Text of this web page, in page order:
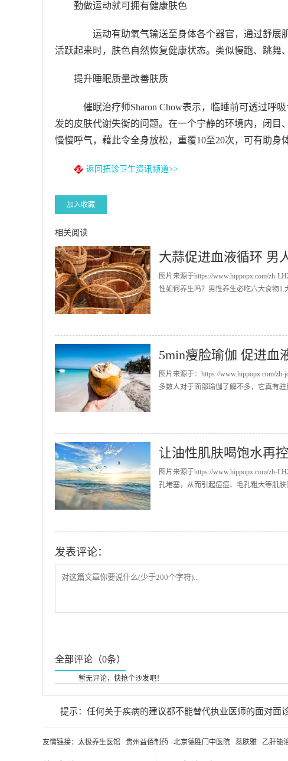
勤做运动就可拥有健康肤色
运动有助氧气输送至身体各个器官，通过舒展
活跃起来时，肤色自然恢复健康状态。类似慢跑、跳舞
提升睡眠质量改善肤质
催眠治疗师Sharon Chow表示，临睡前可透过呼
发的皮肤代谢失衡的问题。在一个宁静的环境内，闭
慢慢呼气，藉此令全身放松，重覆10至20次，可有助身
返回拓诊卫生资讯频道>>
加入收藏
相关阅读
大蒜促进血液循环 男
图片来源于https://www.hippopx.com/zh-
性如何养生吗？男性养生必吃六大食物1.
5min瘦脸瑜伽 促进血
图片来源于：https://www.hippopx.com/
多数人对于面部瑜伽了解不多，它真有
让油性肌肤喝饱水再
图片来源于https://www.hippopx.com/zh-
孔堵塞，从而引起痘痘、毛孔粗大等肌
发表评论：
全部评论（0条）
暂无评论，快抢个沙发吧！
提示：任何关于疾病的建议都不能替代执业医师的面对面
友情链接： 太极养生医馆 贵州益佰制药 北京德胜门中医院 蕊肤雅 乙肝能